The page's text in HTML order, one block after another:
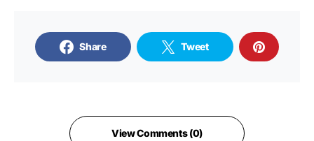
Share Tweet
View Comments (0)